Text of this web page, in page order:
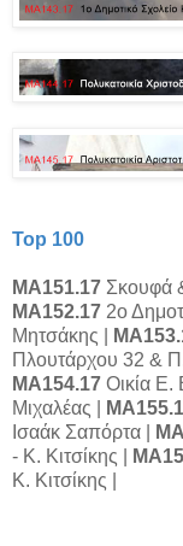
Top 100
MA151.17 Σκουφά
ΜΑ152.17 2ο
Μητσάκης |
Πλουτάρχου 32 &
ΜΑ154.17 Οικία Ε.
Μιχαλέας |
Ισαάκ Σαπόρτα |
- Κ. Κιτσίκης |
Κ. Κιτσίκης |